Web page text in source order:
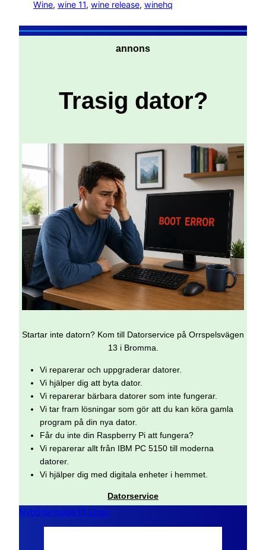
Wine, wine 11, wine release, winehq
annons
Trasig dator?
Startar inte datorn? Kom till Datorservice på Orrspelsvägen
13 i Bromma.
Vi reparerar och uppgraderar datorer.
Vi hjälper dig att byta dator.
Vi reparerar bärbara datorer som inte fungerar.
Vi tar fram lösningar som gör att du kan köra gamla
program på din nya dator.
Får du inte din Raspberry Pi att fungera?
Vi reparerar allt från IBM PC 5150 till moderna
datorer.
Vi hjälper dig med digitala enheter i hemmet.
Datorservice
Nybörjarguide till Linux